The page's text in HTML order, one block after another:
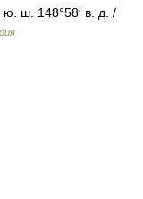
ш. 148°58′ в. д. /